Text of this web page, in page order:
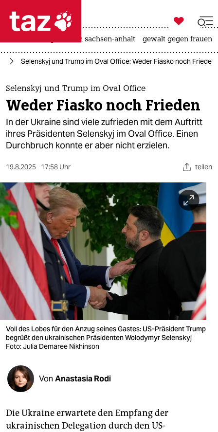
 taz zahl ich
taz zahl ich
themen
politik
öko
sport
berlin
nord
wahrheit
verlag
verlag
veranstaltungen
shop
unterstützen
genossenschaft

taz zahl ich
landtagswahl in sachsen-anhalt gewalt gegen frauen
Selenskyj und Trump im Oval Office: Weder Fiasko noch Frieden
Selenskyj und Trump im Oval Office
Weder Fiasko noch Frieden
In der Ukraine sind viele zufrieden mit dem Auftritt
ihres Präsidenten Selenskyj im Oval Office. Einen
Durchbruch konnte er aber nicht erzielen.
19.8.2025 17:58 Uhr teilen
Voll des Lobes für den Anzug seines Gastes: US-Präsident Trump
begrüßt den ukrainischen Präsidenten Wolodymyr Selenskyj
Foto: Julia Demaree Nikhinson
Von Anastasia Rodi
Die Ukraine erwartete den Empfang der
ukrainischen Delegation durch den US-